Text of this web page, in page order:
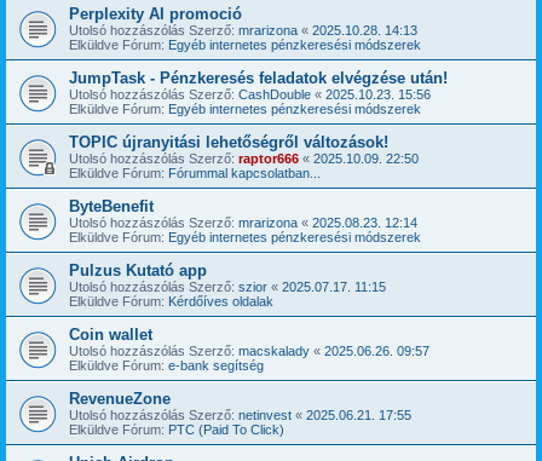
Perplexity AI promoció
Utolsó hozzászólás Szerző: mrarizona « 2025.10.28. 14:13
Elküldve Fórum: Egyéb internetes pénzkeresési módszerek
JumpTask - Pénzkeresés feladatok elvégzése után!
Utolsó hozzászólás Szerző: CashDouble « 2025.10.23. 15:56
Elküldve Fórum: Egyéb internetes pénzkeresési módszerek
TOPIC újranyitási lehetőségről változások!
Utolsó hozzászólás Szerző: raptor666 « 2025.10.09. 22:50
Elküldve Fórum: Fórummal kapcsolatban...
ByteBenefit
Utolsó hozzászólás Szerző: mrarizona « 2025.08.23. 12:14
Elküldve Fórum: Egyéb internetes pénzkeresési módszerek
Pulzus Kutató app
Utolsó hozzászólás Szerző: szior « 2025.07.17. 11:15
Elküldve Fórum: Kérdőíves oldalak
Coin wallet
Utolsó hozzászólás Szerző: macskalady « 2025.06.26. 09:57
Elküldve Fórum: e-bank segítség
RevenueZone
Utolsó hozzászólás Szerző: netinvest « 2025.06.21. 17:55
Elküldve Fórum: PTC (Paid To Click)